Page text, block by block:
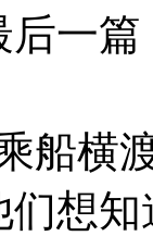
一
船横
想